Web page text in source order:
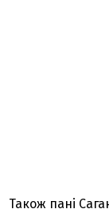
Також пані